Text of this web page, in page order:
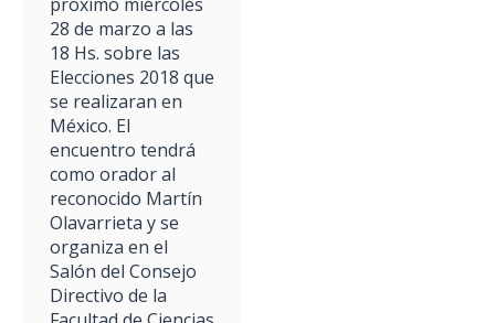
próximo miércoles
28 de marzo a las
18 Hs. sobre las
Elecciones 2018 que
se realizaran en
México. El
encuentro tendrá
como orador al
reconocido Martín
Olavarrieta y se
organiza en el
Salón del Consejo
Directivo de la